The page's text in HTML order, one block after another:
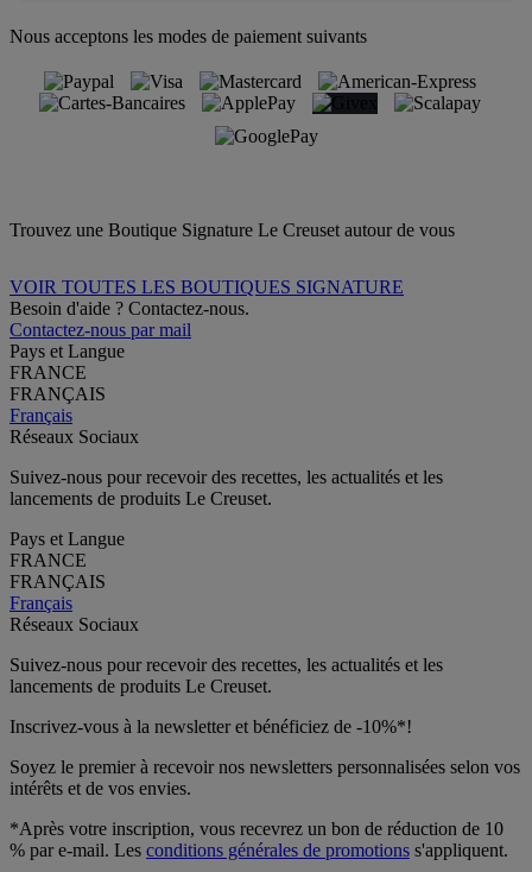
Nous acceptons les modes de paiement suivants
Trouvez une Boutique Signature Le Creuset autour de vous
VOIR TOUTES LES BOUTIQUES SIGNATURE
Besoin d'aide ? Contactez-nous.
Contactez-nous par mail
Pays et Langue
FRANCE
FRANÇAIS
Français
Réseaux Sociaux
Suivez-nous pour recevoir des recettes, les actualités et les
lancements de produits Le Creuset.
Pays et Langue
FRANCE
FRANÇAIS
Français
Réseaux Sociaux
Suivez-nous pour recevoir des recettes, les actualités et les
lancements de produits Le Creuset.
Inscrivez-vous à la newsletter et bénéficiez de -10%*!
Soyez le premier à recevoir nos newsletters personnalisées selon vos
intérêts et de vos envies.
*Après votre inscription, vous recevrez un bon de réduction de 10
% par e-mail. Les conditions générales de promotions s'appliquent.